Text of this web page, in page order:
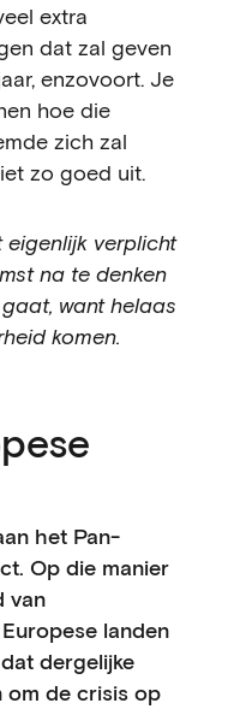
extra
dat zal geven
enzovoort. Je
hoe die
zich zal
zo goed uit.
eigenlijk verplicht
na te denken
want helaas
komen.
het Pan-
Op die manier
van
landen
dergelijke
om de crisis op